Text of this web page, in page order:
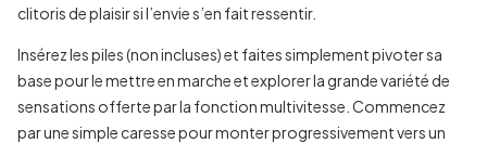
clitoris de plaisir si l’envie s’en fait ressentir.
Insérez les piles (non incluses) et faites simplement pivoter sa
base pour le mettre en marche et explorer la grande variété de
sensations offerte par la fonction multivitesse. Commencez
par une simple caresse pour monter progressivement vers un